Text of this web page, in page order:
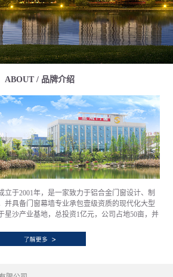
ABOUT / 品牌介绍
立于2001年，是一家致力于铝合金门窗设计、制
并具备门窗幕墙专业承包壹级资质的现代化大型
星沙产业基地，总投资1亿元，公司占地50亩，并
诚信的作风、创新的技术、严谨的质量管理和以
经和全国顶级房产企业，如万科、中海、融创、